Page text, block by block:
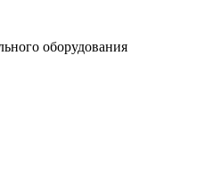
оборудования